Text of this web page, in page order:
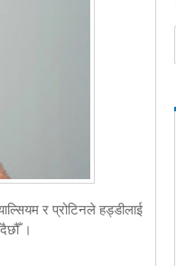
र प्रोटिनले हड्डीलाई
।